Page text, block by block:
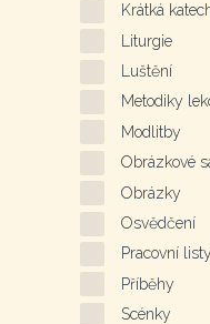
Krátká
Liturgie
Luštění
Metodiky
Modlitby
Obrázkové
Obrázky
Osvědčení
Pracovní listy
Příběhy
Scénky